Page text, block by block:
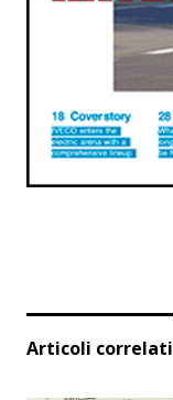
Articoli correlati